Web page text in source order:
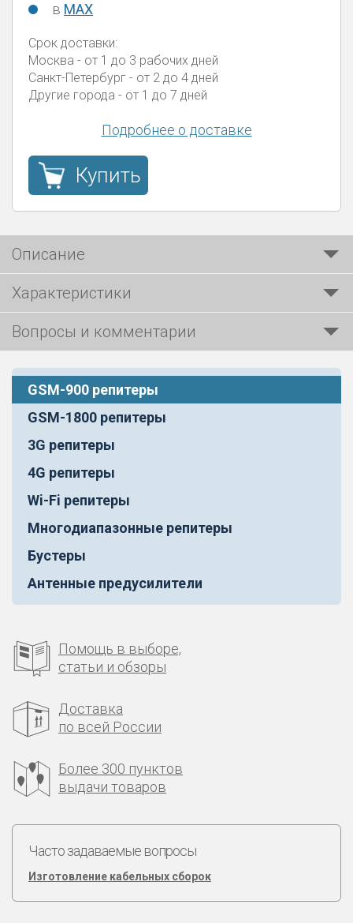
в MAX
Срок доставки:
Москва - от 1 до 3 рабочих дней
Санкт-Петербург - от 2 до 4 дней
Другие города - от 1 до 7 дней
Подробнее о доставке
Купить
Описание
Характеристики
Вопросы и комментарии
GSM-900 репитеры
GSM-1800 репитеры
3G репитеры
4G репитеры
Wi-Fi репитеры
Многодиапазонные репитеры
Бустеры
Антенные предусилители
Помощь в выборе,
статьи и обзоры
Доставка
по всей России
Более 300 пунктов
выдачи товаров
Часто задаваемые вопросы
Изготовление кабельных сборок